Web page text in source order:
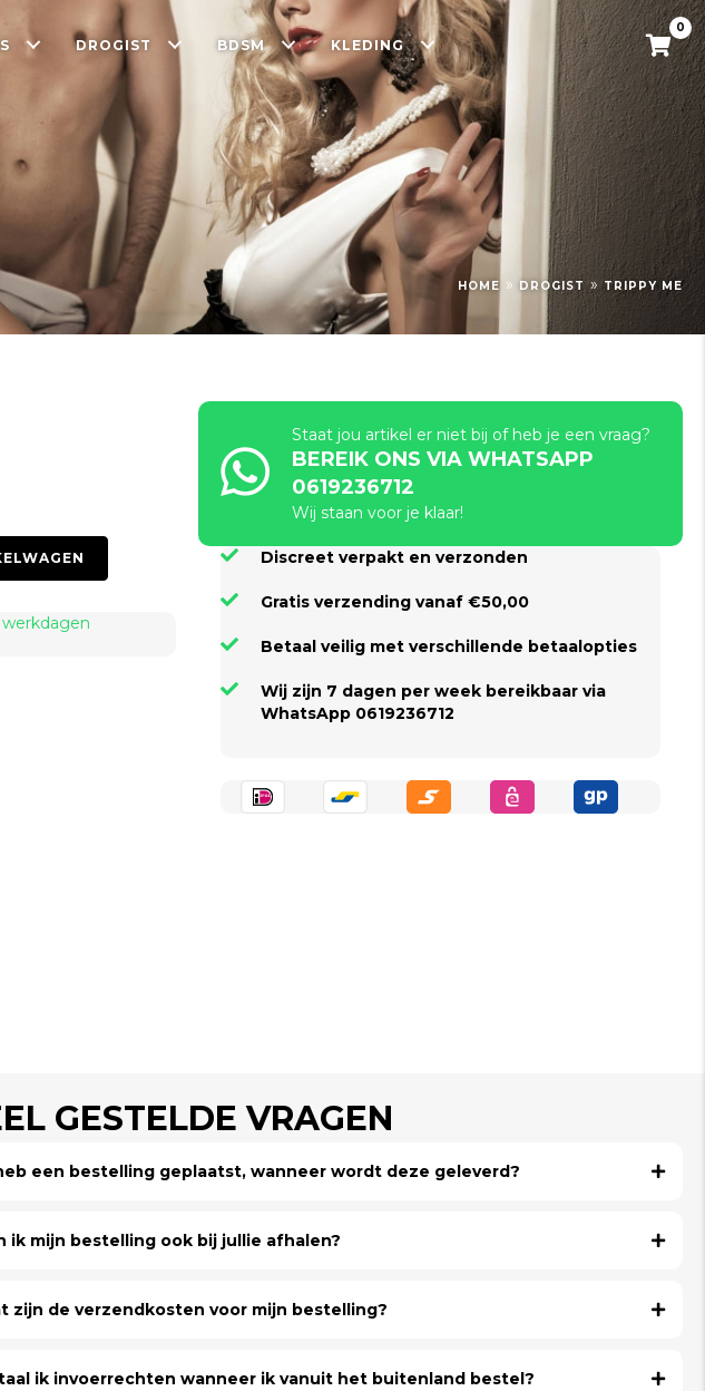
DROGIST BDSM KLEDING
0
HOME » DROGIST » TRIPPY ME
Staat jou artikel er niet bij of heb je een vraag?
BEREIK ONS VIA WHATSAPP
0619236712
Wij staan voor je klaar!
Discreet verpakt en verzonden
Gratis verzending vanaf €50,00
Betaal veilig met verschillende betaalopties
Wij zijn 7 dagen per week bereikbaar via
WhatsApp 0619236712
GESTELDE VRAGEN
een bestelling geplaatst, wanneer wordt deze geleverd?
ik mijn bestelling ook bij jullie afhalen?
zijn de verzendkosten voor mijn bestelling?
ik invoerrechten wanneer ik vanuit het buitenland bestel?